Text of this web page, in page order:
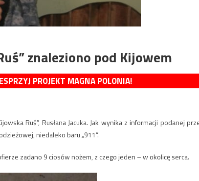
znaleziono pod Kijowem
PROJEKT MAGNA POLONIA!
Ruś”, Rusłana Jacuka. Jak wynika z informacji podanej
niedaleko baru „911”.
zadano 9 ciosów nożem, z czego jeden – w okolicę serca.